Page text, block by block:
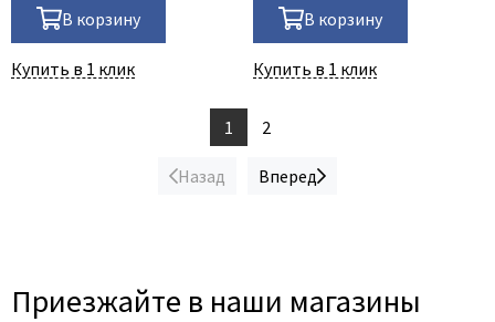
В корзину
Купить в 1 клик
В корзину
Купить в 1 клик
Назад
1 2
Вперед
Приезжайте в наши магазины